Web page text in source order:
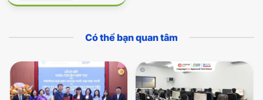
Có thể bạn quan tâm